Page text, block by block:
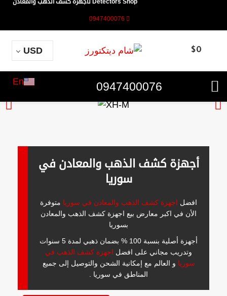
Detectors Shop لأجهزة كشف الذهب والمعادن
0947400076
$0
USD
0947400076
En
أجهزة كشف الذهب والمعادن في
سوريا
افضل اجهزة كشف الذهب والمعادن في سوريا متوفرة
الأن في اكبر معارض بيع اجهزة كشف الذهب والمعادن
بسوريا
أجهزة أصلية بنسبة 100 % بضمان ذهبي لمدة 5 سنوات
وتدريب مجاني على افضل اجهزة كشف الذهب في
سوريا و العالم مع إمكانية الشحن والتوصيل إلى جميع
المناطق في سوريا .